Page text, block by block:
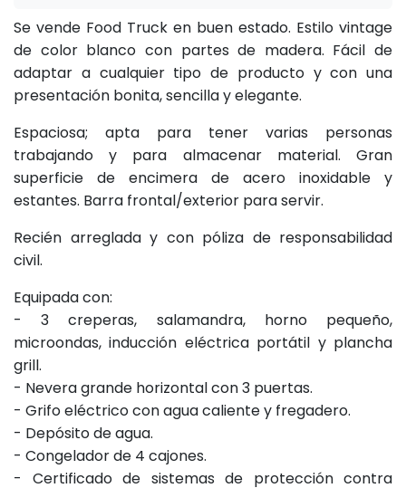
Se vende Food Truck en buen estado. Estilo vintage
de color blanco con partes de madera. Fácil de
adaptar a cualquier tipo de producto y con una
presentación bonita, sencilla y elegante.
Espaciosa; apta para tener varias personas
trabajando y para almacenar material. Gran
superficie de encimera de acero inoxidable y
estantes. Barra frontal/exterior para servir.
Recién arreglada y con póliza de responsabilidad
civil.
Equipada con:
- 3 creperas, salamandra, horno pequeño,
microondas, inducción eléctrica portátil y plancha
grill.
- Nevera grande horizontal con 3 puertas.
- Grifo eléctrico con agua caliente y fregadero.
- Depósito de agua.
- Congelador de 4 cajones.
- Certificado de sistemas de protección contra